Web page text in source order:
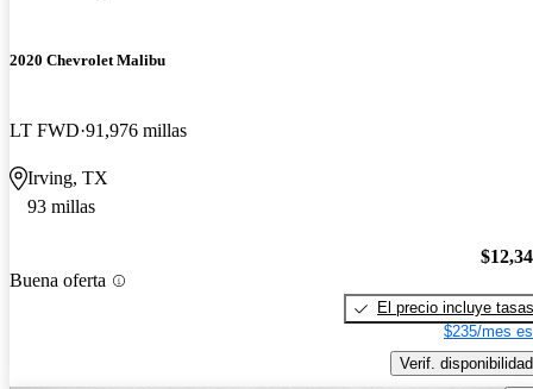
2020 Chevrolet Malibu
LT FWD 91,976 millas
Irving, TX
93 millas
Buena oferta
El precio incluye tasas
$235/mes
Verif. disponibilidad